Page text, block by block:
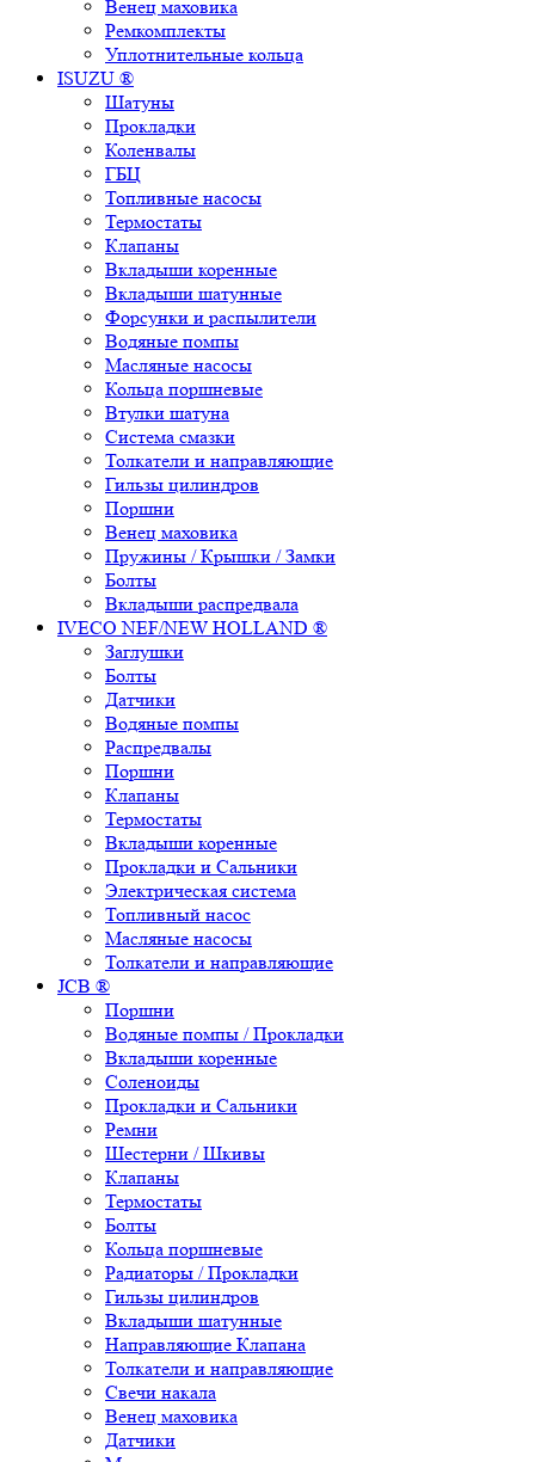
Венец маховика
Ремкомплекты
Уплотнительные кольца
ISUZU ®
Шатуны
Прокладки
Коленвалы
ГБЦ
Топливные насосы
Термостаты
Клапаны
Вкладыши коренные
Вкладыши шатунные
Форсунки и распылители
Водяные помпы
Масляные насосы
Кольца поршневые
Втулки шатуна
Система смазки
Толкатели и направляющие
Гильзы цилиндров
Поршни
Венец маховика
Пружины / Крышки / Замки
Болты
Вкладыши распредвала
IVECO NEF/NEW HOLLAND ®
Заглушки
Болты
Датчики
Водяные помпы
Распредвалы
Поршни
Клапаны
Термостаты
Вкладыши коренные
Прокладки и Сальники
Электрическая система
Топливный насос
Масляные насосы
Толкатели и направляющие
JCB ®
Поршни
Водяные помпы / Прокладки
Вкладыши коренные
Соленоиды
Прокладки и Сальники
Ремни
Шестерни / Шкивы
Клапаны
Термостаты
Болты
Кольца поршневые
Радиаторы / Прокладки
Гильзы цилиндров
Вкладыши шатунные
Направляющие Клапана
Толкатели и направляющие
Свечи накала
Венец маховика
Датчики